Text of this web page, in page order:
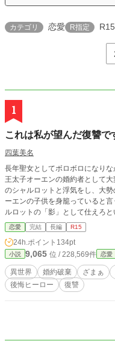
カテゴリ 恋愛 R指定
1
これは私が望んだ復讐で
四葉美名
長年聖女としてボロボロになり
王太子オーエンの婚約者として
のシャルロットと浮気をし、大勢の
ーエンの子供を身籠っていると
ルロットの「影」として仕えろという酷いもの。 誰
を認めず、馬鹿にしていたと知
てみせます！ ゆるゆるの世界観です。最初のほうに少し性的描写やセリフがあ
るので、念のためR15にしてあり
ます。
恋愛 完結 長編 R15
24h.ポイント 134pt
小説 9,065 位 / 228,569件 恋愛
異世界 婚約破棄 ざまぁ
後悔ヒーロー
復讐